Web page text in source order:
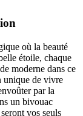
où la beauté
étoile, chaque
moderne dans ce
unique de vivre
par la
un bivouac
vos seuls